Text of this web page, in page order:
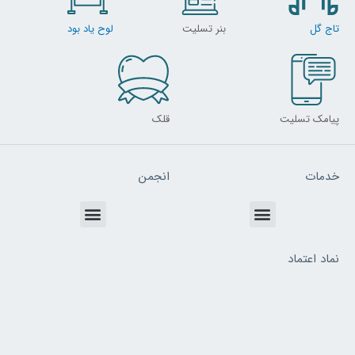
تاج گل بنر تسلیت لوح یاد بود
پیامک تسلیت قلک
خدمات
Menu
انجمن
Menu
نماد اعتماد